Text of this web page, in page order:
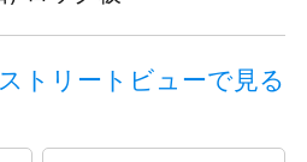
ストリートビューで見る